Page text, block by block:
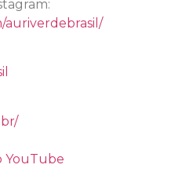
auriverdebrasil/
YouTube